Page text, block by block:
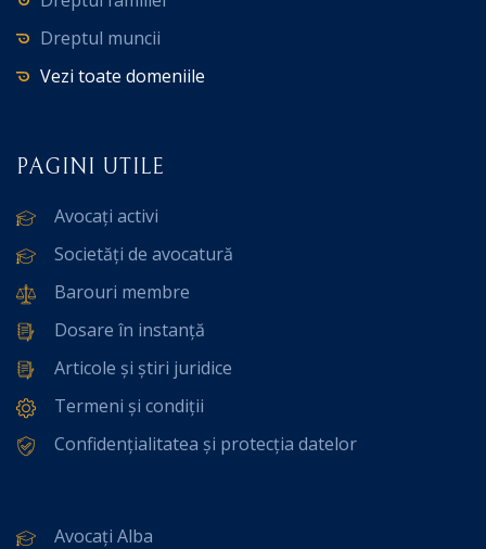
Dreptul muncii
Vezi toate domeniile
PAGINI UTILE
Avocați activi
Societăți de avocatură
Barouri membre
Dosare în instanță
Articole și știri juridice
Termeni și condiții
Confidențialitatea și protecția datelor
Avocați Alba